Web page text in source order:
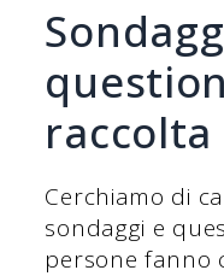
Cerchiamo di
sondaggi e
persone fanno